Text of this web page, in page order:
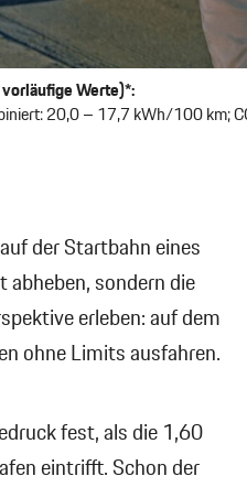
vorläufige Werte)*:
20,0 – 17,7 kWh/100 km;
der Startbahn eines
abheben, sondern die
erleben: auf dem
ohne Limits ausfahren.
fest, als die 1,60
eintrifft. Schon der